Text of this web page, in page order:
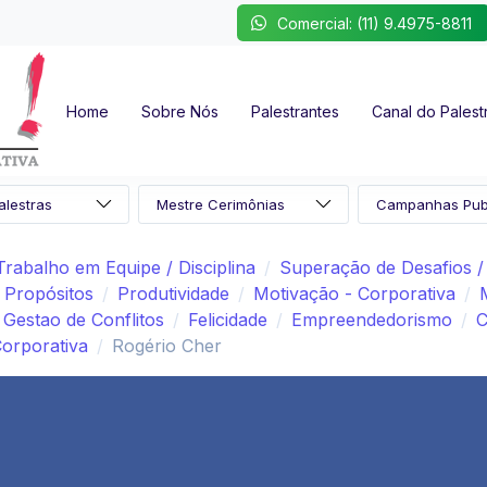
Comercial: (11) 9.4975-8811
Home Sobre Nós Palestrantes Canal do
em Equipe / Disciplina
Superação de Desafios
Propósitos
Produtividade Motivação - Corporativa
Gestao de Conflitos
Felicidade Empreendedorismo
Rogério Cher